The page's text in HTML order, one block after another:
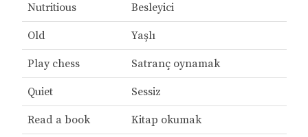
Nutritious Besleyici
Old Yaşlı
Play chess Satranç oynamak
Quiet Sessiz
Read a book Kitap okumak